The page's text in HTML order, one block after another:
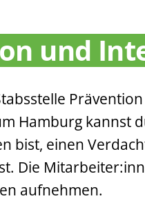
und
Hamburg kannst
bist, einen
Die
aufnehmen.